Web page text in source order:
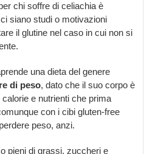
chi soffre di celiachia è
siano studi o motivazioni
il glutine nel caso in cui non si
una dieta del genere
di peso, dato che il suo corpo è
e nutrienti che prima
con i cibi gluten-free
peso, anzi.
pieni di grassi, zuccheri e